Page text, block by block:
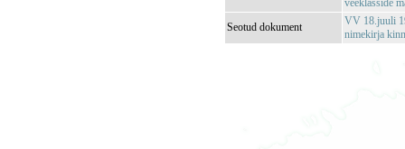
veeklasside
Seotud dokument
VV 18.juuli
nimekirja